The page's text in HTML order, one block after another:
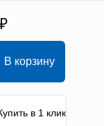
В корзину
в 1 клик